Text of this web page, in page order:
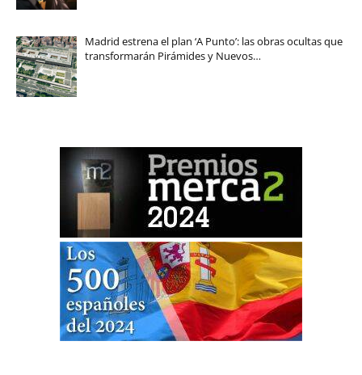
Madrid estrena el plan ‘A Punto’: las obras ocultas que
transformarán Pirámides y Nuevos…